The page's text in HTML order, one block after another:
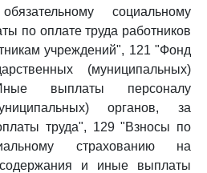
социальному
по оплате труда работников
учреждений", 121 "Фонд
(муниципальных)
выплаты персоналу
органов, за
труда", 129 "Взносы по
страхованию на
и иные выплаты